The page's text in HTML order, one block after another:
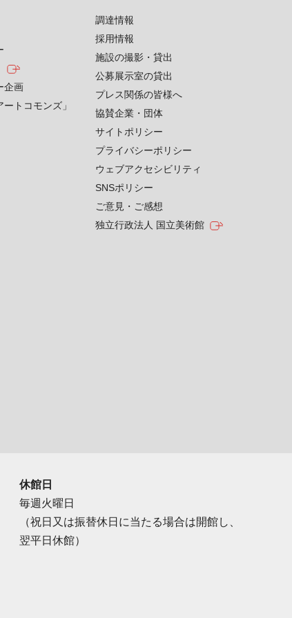
企画
トコモンズ」
調達情報
採用情報
施設の撮影・貸出
公募展示室の貸出
プレス関係の皆様へ
協賛企業・団体
サイトポリシー
プライバシーポリシー
ウェブアクセシビリティ
SNSポリシー
ご意見・ご感想
独立行政法人 国立美術館
休館日
毎週火曜日
（祝日又は振替休日に当たる場合は開館し、
翌平日休館）